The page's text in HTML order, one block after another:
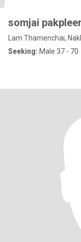
somjai
Lam Thamenchai,
Seeking: Male 37 - 70